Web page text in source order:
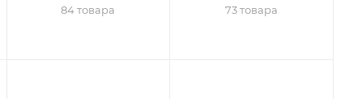
84 товара 73 товара